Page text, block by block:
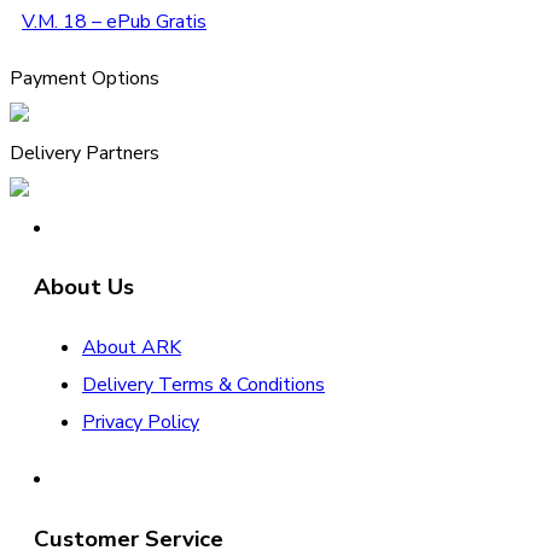
V.M. 18 – ePub Gratis
Payment Options
Delivery Partners
About Us
About ARK
Delivery Terms & Conditions
Privacy Policy
Customer Service